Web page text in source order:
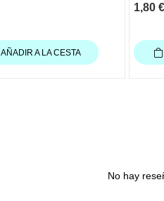
AÑADIR A LA CESTA
1,80 €
No hay